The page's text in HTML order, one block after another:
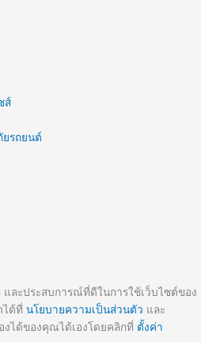
ส์
ยรถยนต์
ละประสบการณ์ที่ดีในการใช้เว็บไซต์ของ
ได้ที่ นโยบายความเป็นส่วนตัว และ
งได้ของคุณได้เองโดยคลิกที่ ตั้งค่า